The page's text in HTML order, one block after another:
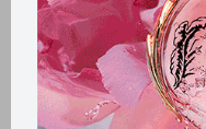
Zona de aplicación
Productos